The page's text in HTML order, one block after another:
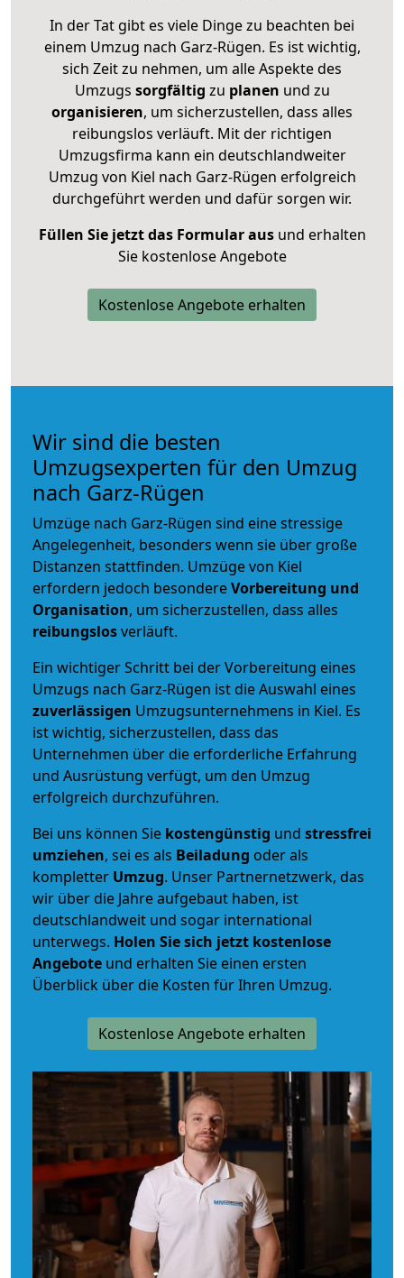
In der Tat gibt es viele Dinge zu beachten bei
einem Umzug nach Garz-Rügen. Es ist wichtig,
sich Zeit zu nehmen, um alle Aspekte des
Umzugs sorgfältig zu planen und zu
organisieren, um sicherzustellen, dass alles
reibungslos verläuft. Mit der richtigen
Umzugsfirma kann ein deutschlandweiter
Umzug von Kiel nach Garz-Rügen erfolgreich
durchgeführt werden und dafür sorgen wir.
Füllen Sie jetzt das Formular ausund erhalten
Sie kostenlose Angebote
Kostenlose Angebote erhalten
Wir sind die besten
Umzugsexperten für den Umzug
nach Garz-Rügen
Umzüge nach Garz-Rügen sind eine stressige
Angelegenheit, besonders wenn sie über große
Distanzen stattfinden. Umzüge von Kiel
erfordern jedoch besondereVorbereitung und
Organisation, um sicherzustellen, dass alles
reibungslosverläuft.
Ein wichtiger Schritt bei der Vorbereitung eines
Umzugs nach Garz-Rügen ist die Auswahl eines
zuverlässigen Umzugsunternehmens in Kiel. Es
ist wichtig, sicherzustellen, dass das
Unternehmen über die erforderliche Erfahrung
und Ausrüstung verfügt, um den Umzug
erfolgreich durchzuführen.
Bei uns können Sie kostengünstig und stressfrei
umziehen, sei es als Beiladung oder als
kompletter Umzug. Unser Partnernetzwerk, das
wir über die Jahre aufgebaut haben, ist
deutschlandweit und sogar international
unterwegs. Holen Sie sich jetzt kostenlose
Angebote und erhalten Sie einen ersten
Überblick über die Kosten für Ihren Umzug.
Kostenlose Angebote erhalten